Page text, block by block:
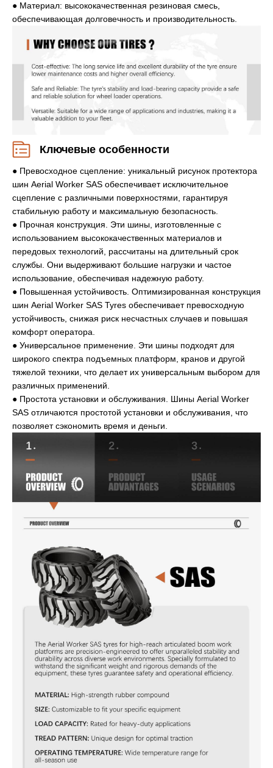
● Материал: высококачественная резиновая смесь,
обеспечивающая долговечность и производительность.
Ключевые особенности
● Превосходное сцепление: уникальный рисунок протектора
шин Aerial Worker SAS обеспечивает исключительное
сцепление с различными поверхностями, гарантируя
стабильную работу и максимальную безопасность.
● Прочная конструкция. Эти шины, изготовленные с
использованием высококачественных материалов и
передовых технологий, рассчитаны на длительный срок
службы. Они выдерживают большие нагрузки и частое
использование, обеспечивая надежную работу.
● Повышенная устойчивость. Оптимизированная конструкция
шин Aerial Worker SAS Tyres обеспечивает превосходную
устойчивость, снижая риск несчастных случаев и повышая
комфорт оператора.
● Универсальное применение. Эти шины подходят для
широкого спектра подъемных платформ, кранов и другой
тяжелой техники, что делает их универсальным выбором для
различных применений.
● Простота установки и обслуживания. Шины Aerial Worker
SAS отличаются простотой установки и обслуживания, что
позволяет сэкономить время и деньги.